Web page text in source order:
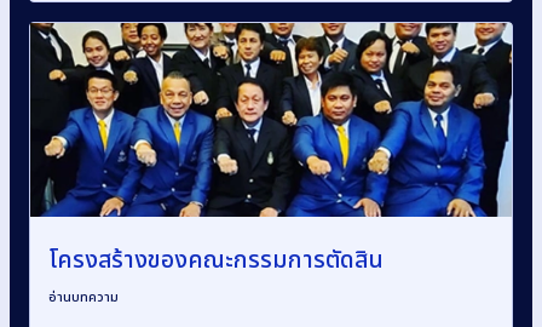
โครงสร้างของคณะกรรมการตัดสิน
อ่านบทความ